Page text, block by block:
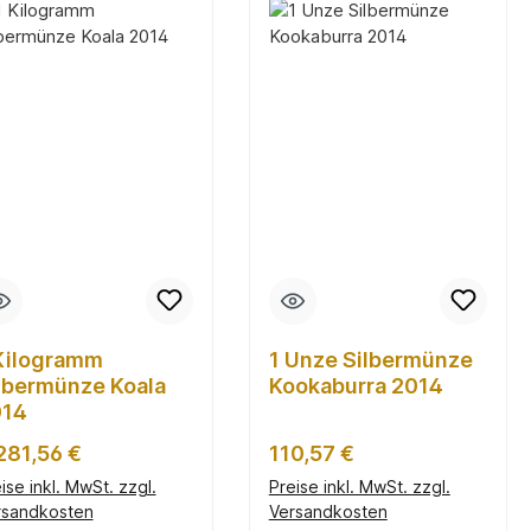
Koala
Preis:
€
inkl. MwSt. zzgl.
In den Warenkorb
1 Unze Silbermünze
Kookaburra 2014
Regulärer Preis:
110,57 €
Preise inkl. MwSt. zzgl.
Versandkosten
In den Warenkorb